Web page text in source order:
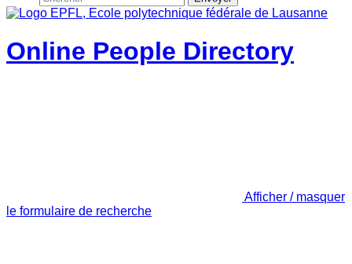
Online People Directory
Afficher / masquer
le formulaire de recherche